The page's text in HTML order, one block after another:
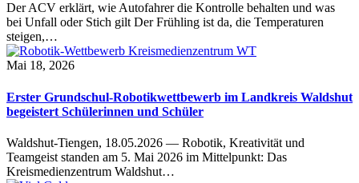
Der ACV erklärt, wie Autofahrer die Kontrolle behalten und was
bei Unfall oder Stich gilt Der Frühling ist da, die Temperaturen
steigen,…
Mai 18, 2026
Erster Grundschul-Robotikwettbewerb im Landkreis Waldshut
begeistert Schülerinnen und Schüler
Waldshut-Tiengen, 18.05.2026 — Robotik, Kreativität und
Teamgeist standen am 5. Mai 2026 im Mittelpunkt: Das
Kreismedienzentrum Waldshut…